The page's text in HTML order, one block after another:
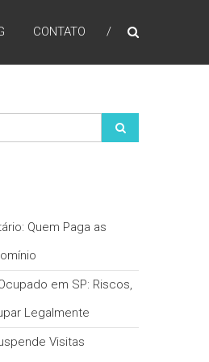
CONTATO
Quem Paga as
em SP: Riscos,
Legalmente
Visitas